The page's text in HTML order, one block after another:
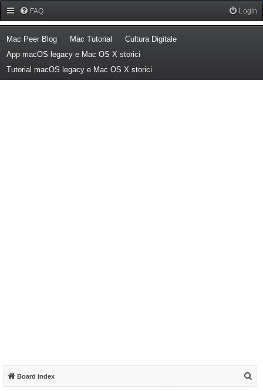
FAQ Login
Mac Peer Blog(Opens a new tab)
Mac Tutorial (Opens a new tab)
Cultura Digitale(Opens a new tab)
App macOS legacy e Mac OS X storici
Tutorial macOS legacy e Mac OS X storici
Board index